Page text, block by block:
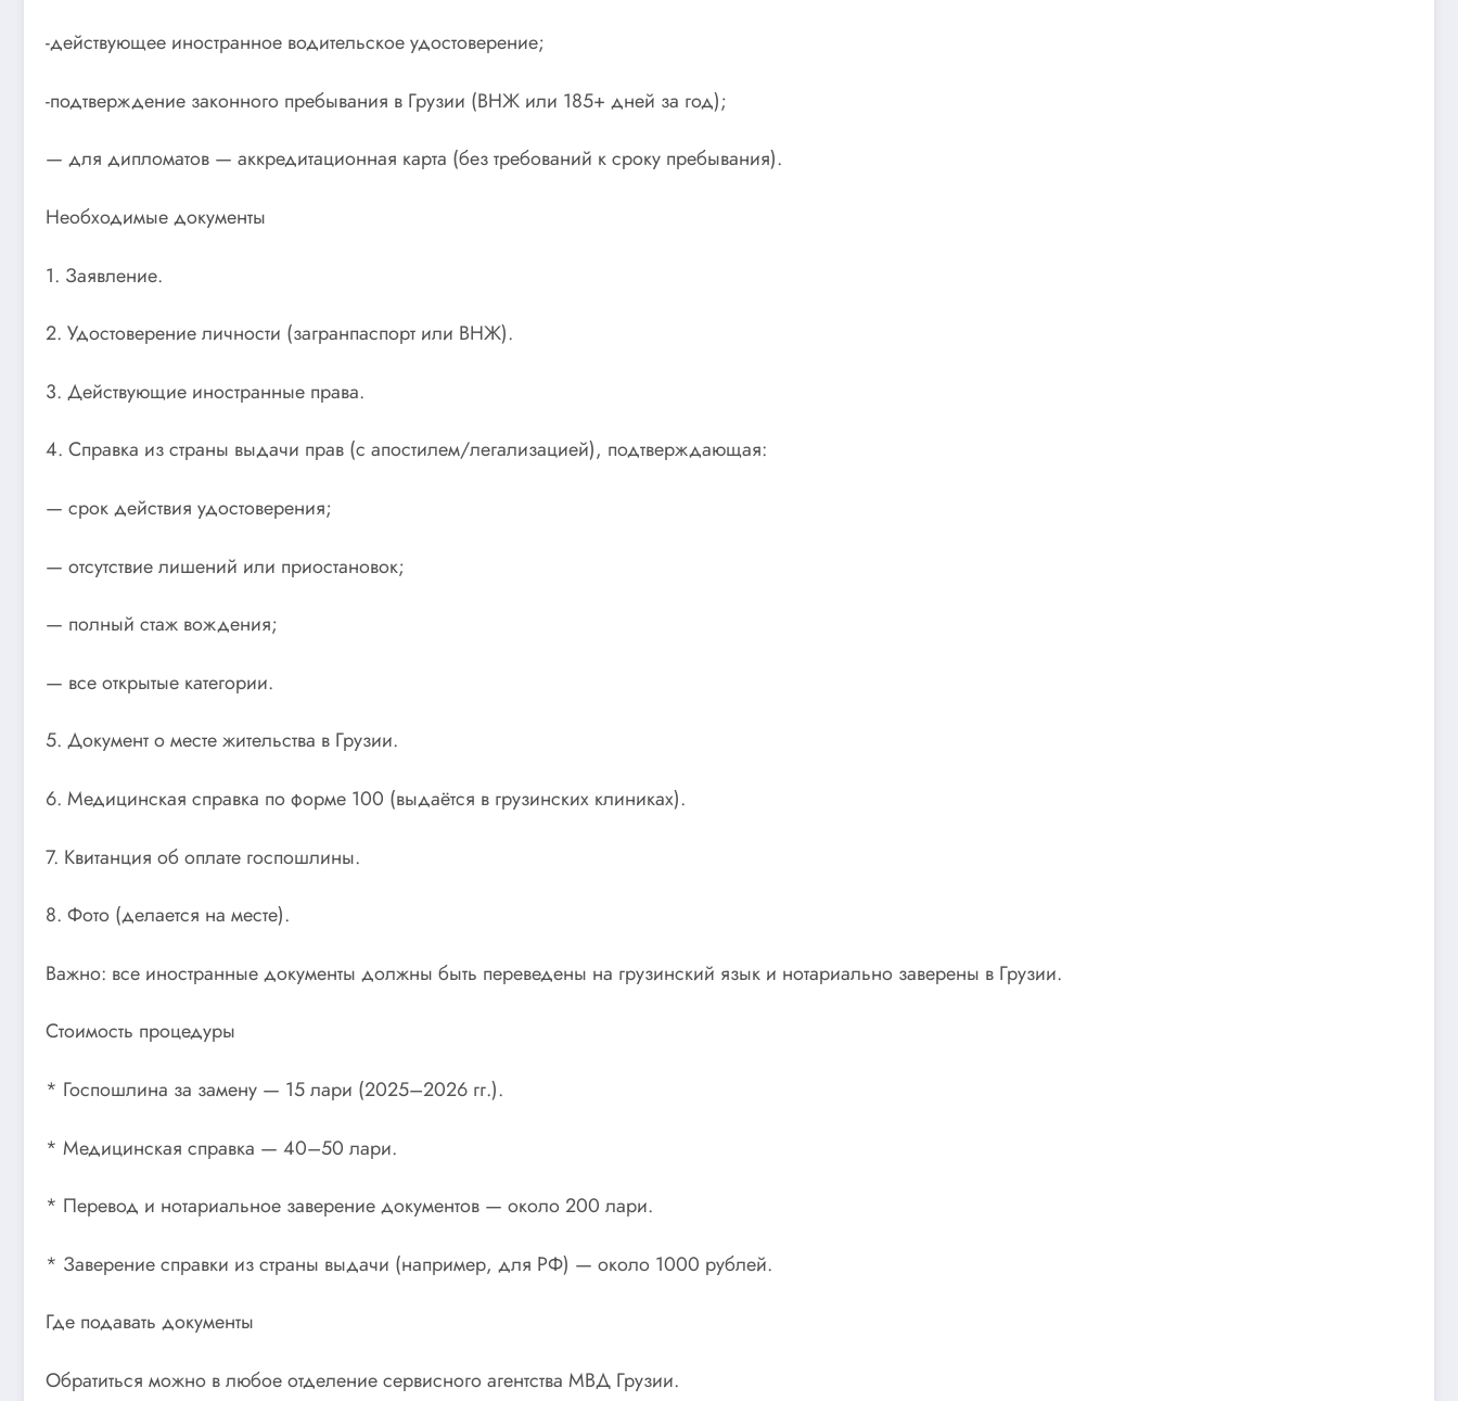
-действующее иностранное водительское удостоверение;
-подтверждение законного пребывания в Грузии (ВНЖ или 185+ дней за год);
— для дипломатов — аккредитационная карта (без требований к сроку пребывания).
Необходимые документы
1. Заявление.
2. Удостоверение личности (загранпаспорт или ВНЖ).
3. Действующие иностранные права.
4. Справка из страны выдачи прав (с апостилем/легализацией), подтверждающая:
— срок действия удостоверения;
— отсутствие лишений или приостановок;
— полный стаж вождения;
— все открытые категории.
5. Документ о месте жительства в Грузии.
6. Медицинская справка по форме 100 (выдаётся в грузинских клиниках).
7. Квитанция об оплате госпошлины.
8. Фото (делается на месте).
Важно: все иностранные документы должны быть переведены на грузинский язык и нотариально заверены в Грузии.
Стоимость процедуры
* Госпошлина за замену — 15 лари (2025–2026 гг.).
* Медицинская справка — 40–50 лари.
* Перевод и нотариальное заверение документов — около 200 лари.
* Заверение справки из страны выдачи (например, для РФ) — около 1000 рублей.
Где подавать документы
Обратиться можно в любое отделение сервисного агентства МВД Грузии.